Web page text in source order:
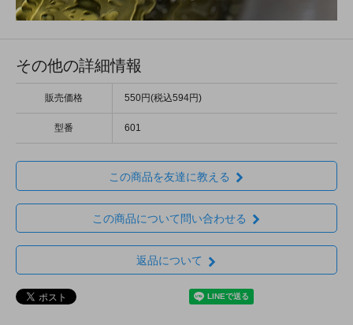
その他の詳細情報
販売価格 550円(税込594円)
型番 601
この商品を友達に教える
この商品について問い合わせる
返品について